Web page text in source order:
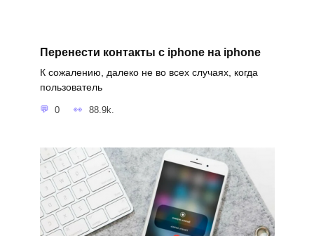
Перенести контакты с iphone на iphone
К сожалению, далеко не во всех случаях, когда
пользователь
0 88.9k.